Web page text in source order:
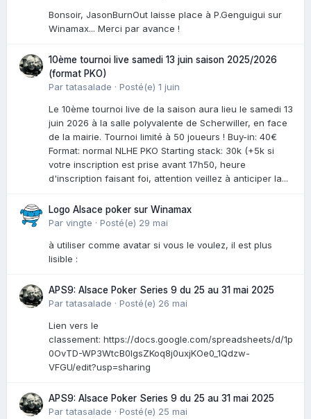
Bonsoir, JasonBurnOut laisse place à P.Genguigui sur
Winamax... Merci par avance !
10ème tournoi live samedi 13 juin saison 2025/2026
(format PKO)
Partatasalade · Posté(e) 1 juin
Le 10ème tournoi live de la saison aura lieu le samedi 13
juin 2026 à la salle polyvalente de Scherwiller, en face
de la mairie. Tournoi limité à 50 joueurs ! Buy-in: 40€
Format: normal NLHE PKO Starting stack: 30k (+5k si
votre inscription est prise avant 17h50, heure
d'inscription faisant foi, attention veillez à anticiper la...
Logo Alsace poker sur Winamax
Par vingte · Posté(e) 29 mai
à utiliser comme avatar si vous le voulez, il est plus
lisible :
APS9: Alsace Poker Series 9 du 25 au 31 mai 2025
Partatasalade · Posté(e) 26 mai
Lien vers le
classement: https://docs.google.com/spreadsheets/d/1p
0OvTD-WP3WtcB0lgsZKoq8j0uxjKOe0_1Qdzw-
VFGU/edit?usp=sharing
APS9: Alsace Poker Series 9 du 25 au 31 mai 2025
Partatasalade · Posté(e) 25 mai